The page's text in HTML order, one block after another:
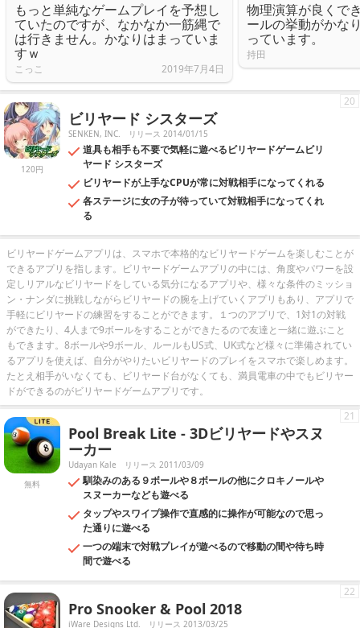
もっと単純なゲームプレイを予想し
ていたのですが、なかなか一筋縄で
は行きません。かなりはまっていま
すｗ
こっこ 2019年7月4日
物理演算が良くで
ールの挙動がかな
っています。
持田
120円
ビリヤード シスターズ
SENKEN, INC. リリース 2014/01/15
道具も相手も不要で気軽に遊べるビリヤードゲームビリ
ヤード シスターズ
ビリヤードが上手なCPUが常に対戦相手になってくれる
各ステージに女の子が待っていて対戦相手になってくれ
る
20
ビリヤードゲームアプリは、スマホで本格的なビリヤードゲームを楽しむことが
できるアプリを指します。ビリヤードゲームアプリの中には、角度やパワーを設
定しリアルなビリヤードをしている気分になるアプリや、様々な条件のミッショ
ン・ナンダに挑戦しながらビリヤードの腕を上げていくアプリもあり、アプリで
手軽にビリヤードの練習をすることができます。１つのアプリで、1対1の対戦
ができたり、4人まで9ボールをすることができたるので友達と一緒に遊ぶこと
もできます。8ボールや9ボール、ルールもUS式、UK式など様々に準備されてい
るアプリを使えば、自分がやりたいビリヤードのプレイをスマホで楽しめます。
たとえ相手がいなくても、ビリヤード台がなくても、満員電車の中でもビリヤー
ドができるのがビリヤードゲームアプリです。
無料
Pool Break Lite - 3Dビリヤードやスヌ
ーカー
Udayan Kale リリース 2011/03/09
馴染みのある９ボールや８ボールの他にクロキノールや
スヌーカーなども遊べる
タップやスワイプ操作で直感的に操作が可能なので思っ
た通りに遊べる
一つの端末で対戦プレイが遊べるので移動の間や待ち時
間で遊べる
21
Pro Snooker & Pool 2018
iWare Designs Ltd. リリース 2013/03/25
22